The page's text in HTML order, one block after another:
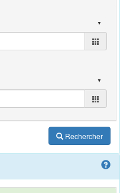
Rechercher